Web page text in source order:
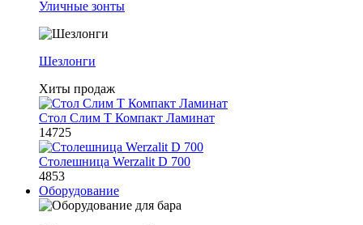
Уличные зонты
Шезлонги
Хиты продаж
Стол Слим Т Компакт Ламинат
14725
Столешница Werzalit D 700
4853
Оборудование